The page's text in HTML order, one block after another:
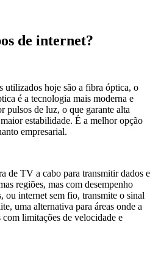
de internet?
utilizados hoje são a fibra óptica, o
é a tecnologia mais moderna e
pulsos de luz, o que garante alta
estabilidade. É a melhor opção
empresarial.
de TV a cabo para transmitir dados e
regiões, mas com desempenho
ou internet sem fio, transmite o sinal
uma alternativa para áreas onde a
limitações de velocidade e